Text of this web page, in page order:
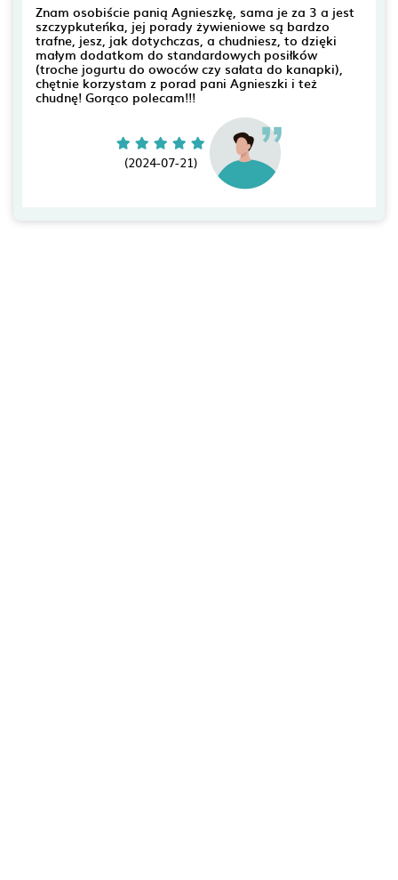
Znam osobiście panią Agnieszkę, sama je za 3 a jest
szczypkuteńka, jej porady żywieniowe są bardzo
trafne, jesz, jak dotychczas, a chudniesz, to dzięki
małym dodatkom do standardowych posiłków
(troche jogurtu do owoców czy sałata do kanapki),
chętnie korzystam z porad pani Agnieszki i też
chudnę! Gorąco polecam!!!
(2024-07-21)